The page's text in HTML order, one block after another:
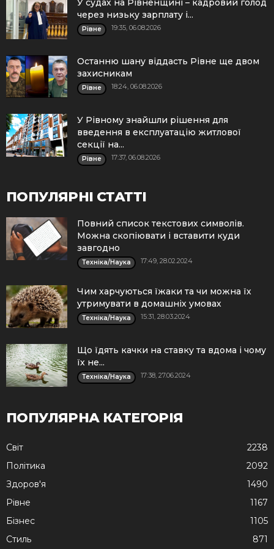
У судах на Рівненщині – кадровий голод
через низьку зарплату і...
Рівне 19:35, 06.08.2026
Останню шану віддасть Рівне ще двом
захисникам
Рівне 18:24, 06.08.2026
У Рівному знайшли рішення для
введення в експлуатацію житлової
секції на...
Рівне 17:37, 06.08.2026
ПОПУЛЯРНІ СТАТТІ
Повний список текстових символів.
Можна скопіювати і вставити куди
завгодно
Техніка/Наука 17:49, 28.02.2024
Чим харчуються їжаки та чи можна їх
утримувати в домашніх умовах
Техніка/Наука 15:31, 28.03.2024
Що їдять качки на ставку та вдома і чому
їх не...
Техніка/Наука 17:38, 27.06.2024
ПОПУЛЯРНА КАТЕГОРІЯ
Cвіт
2238
Політика
2092
Здоров'я
1490
Рівне
1167
Бізнес
1105
Стиль
871